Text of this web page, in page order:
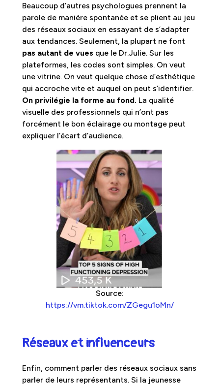
Beaucoup d’autres psychologues prennent la
parole de manière spontanée et se plient au jeu
des réseaux sociaux en essayant de s’adapter
aux tendances. Seulement, la plupart ne font
pas autant de vues que le Dr.Julie. Sur les
plateformes, les codes sont simples. On veut
une vitrine. On veut quelque chose d’esthétique
qui accroche vite et auquel on peut s’identifier.
On privilégie la forme au fond. La qualité
visuelle des professionnels qui n’ont pas
forcément le bon éclairage ou montage peut
expliquer l’écart d’audience.
Source:
https://vm.tiktok.com/ZGegu1oMn/
Réseaux et influenceurs
Enfin, comment parler des réseaux sociaux sans
parler de leurs représentants. Si la jeunesse